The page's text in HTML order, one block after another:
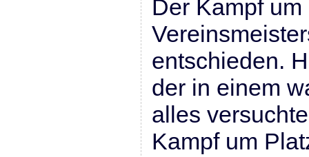
Der Kampf um
entschieden.
der in einem
alles
Kampf um